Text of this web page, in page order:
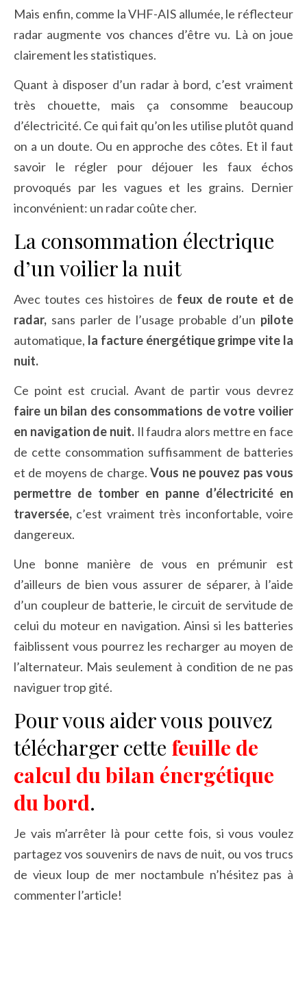
Mais enfin, comme la VHF-AIS allumée, le réflecteur
radar augmente vos chances d’être vu. Là on joue
clairement les statistiques.
Quant à disposer d’un radar à bord, c’est vraiment
très chouette, mais ça consomme beaucoup
d’électricité. Ce qui fait qu’on les utilise plutôt quand
on a un doute. Ou en approche des côtes. Et il faut
savoir le régler pour déjouer les faux échos
provoqués par les vagues et les grains. Dernier
inconvénient: un radar coûte cher.
La consommation électrique
d’un voilier la nuit
Avec toutes ces histoires de feux de route et de
radar, sans parler de l’usage probable d’un pilote
automatique, la facture énergétique grimpe vite la
nuit.
Ce point est crucial. Avant de partir vous devrez
faire un bilan des consommations de votre voilier
en navigation de nuit. Il faudra alors mettre en face
de cette consommation suffisamment de batteries
et de moyens de charge.Vous ne pouvez pas vous
permettre de tomber en panne d’électricité en
traversée, c’est vraiment très inconfortable, voire
dangereux.
Une bonne manière de vous en prémunir est
d’ailleurs de bien vous assurer de séparer, à l’aide
d’un coupleur de batterie, le circuit de servitude de
celui du moteur en navigation. Ainsi si les batteries
faiblissent vous pourrez les recharger au moyen de
l’alternateur. Mais seulement à condition de ne pas
naviguer trop gité.
Pour vous aider vous pouvez
télécharger cette feuille de
calcul du bilan énergétique
du bord.
Je vais m’arrêter là pour cette fois, si vous voulez
partagez vos souvenirs de navs de nuit, ou vos trucs
de vieux loup de mer noctambule n’hésitez pas à
commenter l’article!